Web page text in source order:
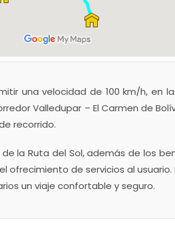
una velocidad de 100 km/h, en
Valledupar – El Carmen de
recorrido.
la Ruta del Sol, además de los
de servicios al usuario.
un viaje confortable y seguro.